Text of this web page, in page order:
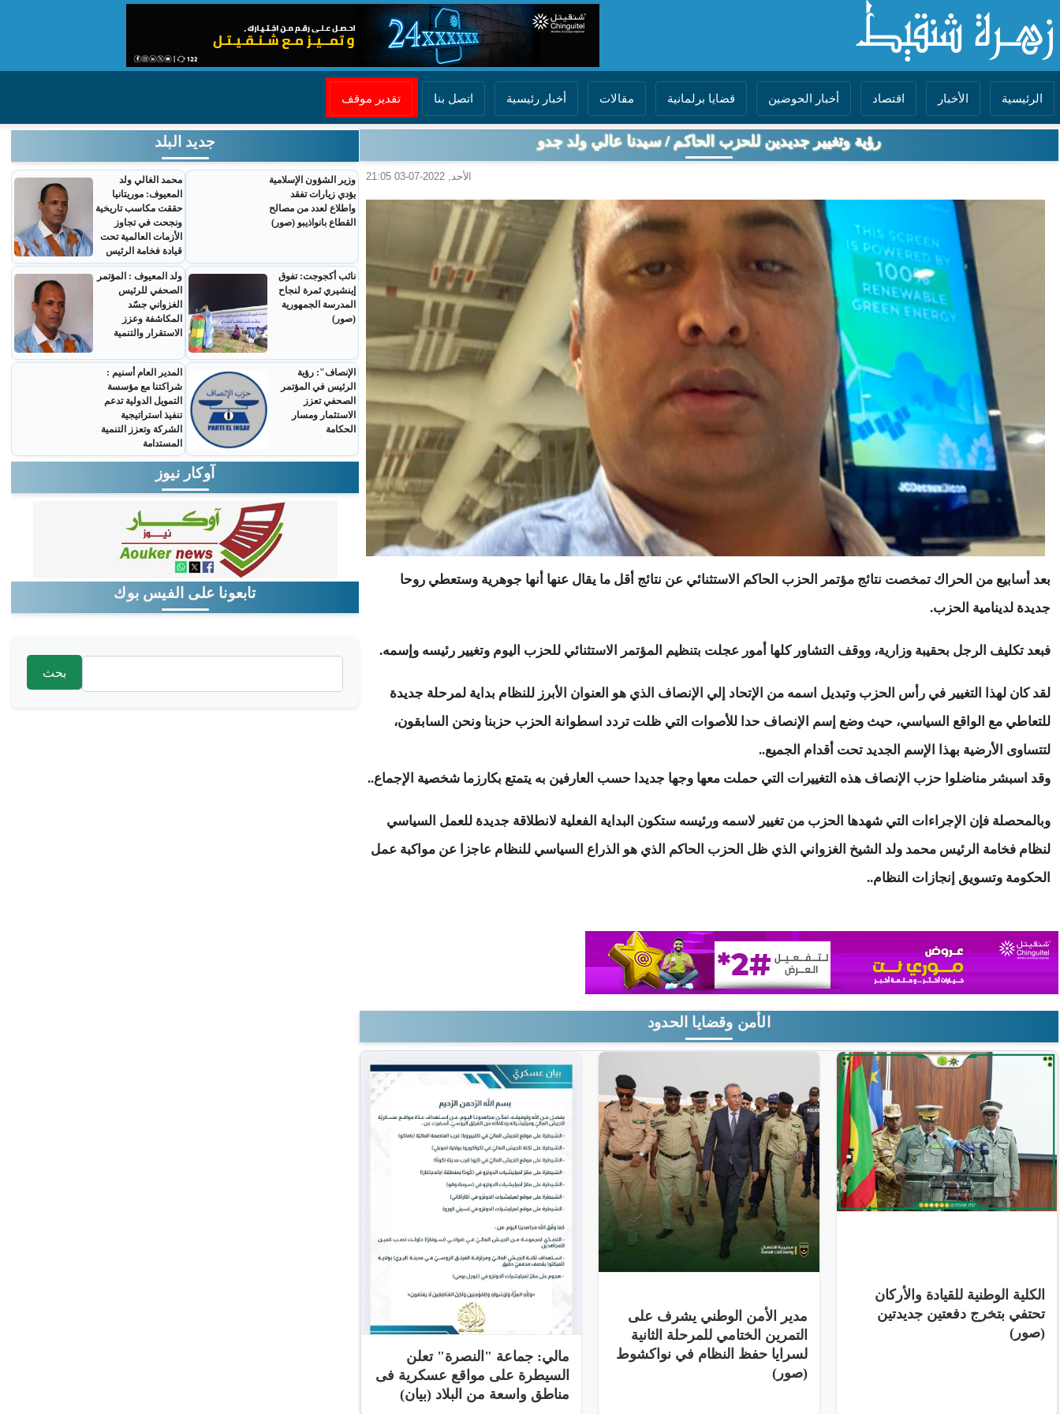
الرئيسية الأخبار اقتصاد أخبار الحوضين قضايا برلمانية مقالات أخبار رئيسية اتصل بنا تقدير موقف
رؤية وتغيير جديدين للحزب الحاكم / سيدنا عالي ولد جدو
الأحد, 2022-07-03 21:05
بعد أسابيع من الحراك تمخصت نتائج مؤتمر الحزب الحاكم الاستثنائي عن نتائج أقل ما يقال عنها أنها جوهرية وستعطي روحا
جديدة لدينامية الحزب.
فبعد تكليف الرجل بحقيبة وزارية، ووقف التشاور كلها أمور عجلت بتنظيم المؤتمر الاستثنائي للحزب اليوم وتغيير رئيسه وإسمه.
لقد كان لهذا التغيير في رأس الحزب وتبديل اسمه من الإتحاد إلي الإنصاف الذي هو العنوان الأبرز للنظام بداية لمرحلة جديدة
للتعاطي مع الواقع السياسي، حيث وضع إسم الإنصاف حدا للأصوات التي ظلت تردد اسطوانة الحزب حزبنا ونحن السابقون،
لتتساوى الأرضية بهذا الإسم الجديد تحت أقدام الجميع..
وقد اسبشر مناضلوا حزب الإنصاف هذه التغييرات التي حملت معها وجها جديدا حسب العارفين به يتمتع بكارزما شخصية الإجماع..
وبالمحصلة فإن الإجراءات التي شهدها الحزب من تغيير لاسمه ورئيسه ستكون البداية الفعلية لانطلاقة جديدة للعمل السياسي
لنظام فخامة الرئيس محمد ولد الشيخ الغزواني الذي ظل الحزب الحاكم الذي هو الذراع السياسي للنظام عاجزا عن مواكبة عمل
الحكومة وتسويق إنجازات النظام..
الأمن وقضايا الحدود
الكلية الوطنية للقيادة والأركان
تحتفي بتخرج دفعتين جديدتين
(صور)
مدير الأمن الوطني يشرف على
التمرين الختامي للمرحلة الثانية
لسرايا حفظ النظام في نواكشوط
(صور)
مالي: جماعة "النصرة" تعلن
السيطرة على مواقع عسكرية فى
مناطق واسعة من البلاد (بيان)
جديد البلد
وزير الشؤون الإسلامية
يؤدي زيارات تفقد
واطلاع لعدد من مصالح
القطاع بانواذيبو (صور)
محمد الغالي ولد
المعيوف: موريتانيا
حققت مكاسب تاريخية
ونجحت في تجاوز
الأزمات العالمية تحت
قيادة فخامة الرئيس
نائب أكجوجت: تفوق
إينشيري ثمرة لنجاح
المدرسة الجمهورية
(صور)
ولد المعيوف : المؤتمر
الصحفي للرئيس
الغزواني جسّد
المكاشفة وعزز
الاستقرار والتنمية
الإنصاف": رؤية
الرئيس في المؤتمر
الصحفي تعزز
الاستثمار ومسار
الحكامة
المدير العام أسنيم :
شراكتنا مع مؤسسة
التمويل الدولية تدعم
تنفيذ استراتيجية
الشركة وتعزز التنمية
المستدامة
آوكار نيوز
تابعونا على الفيس بوك
‏بحث ‏